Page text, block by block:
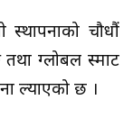
चौधौं
ग्लोबल स्मार्ट
ल्याएको छ ।